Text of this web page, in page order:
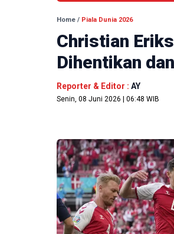
Home / Piala Dunia 2026
Christian
Dihentikan
Reporter & Editor : AY
Senin, 08 Juni 2026 | 06:48 WIB